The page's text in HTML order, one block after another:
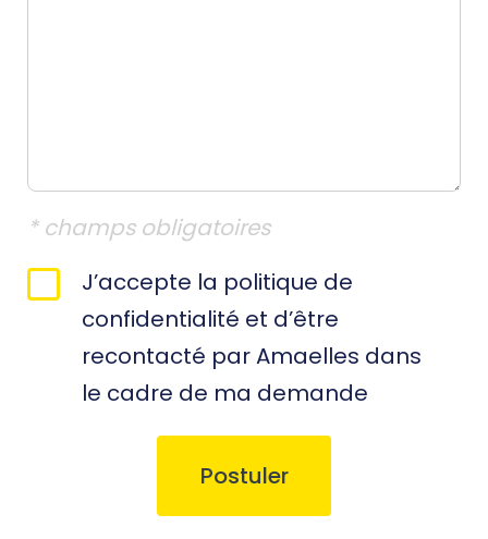
* champs obligatoires
RGPD
*
J’accepte la politique de
confidentialité et d’être
recontacté par Amaelles dans
le cadre de ma demande